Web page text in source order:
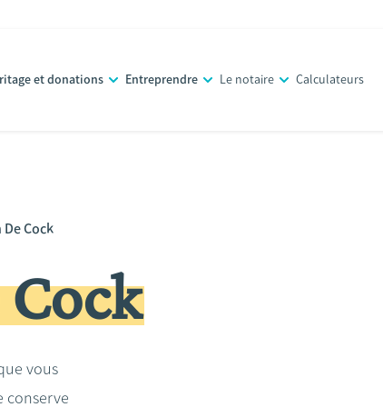
et donations Entreprendre Le notaire Calculateurs
Cock
vous
conserve